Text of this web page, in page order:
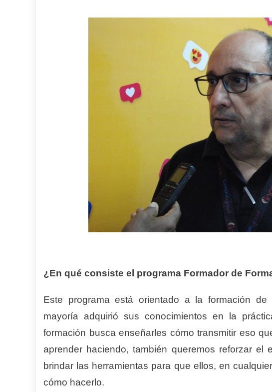
¿En qué consiste el programa Formador de
Este programa está orientado a la formación
mayoría adquirió sus conocimientos en la
formación busca enseñarles cómo transmitir eso
aprender haciendo, también queremos reforzar
brindar las herramientas para que ellos, en
cómo hacerlo.